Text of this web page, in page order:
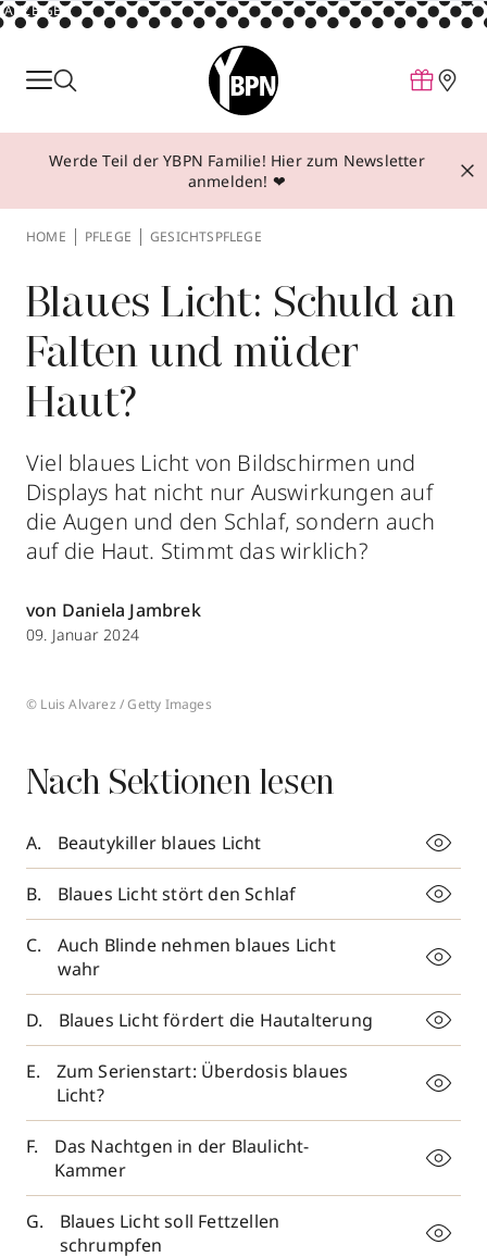
ANZEIGE
Parfum
Make-up
Behandlungen
Über YBPN
Aktionen
Storefinder
Werde Teil der YBPN Familie! Hier zum Newsletter
anmelden! ❤
HOME PFLEGE GESICHTSPFLEGE
Blaues Licht: Schuld an
Falten und müder
Haut?
Viel blaues Licht von Bildschirmen und
Displays hat nicht nur Auswirkungen auf
die Augen und den Schlaf, sondern auch
auf die Haut. Stimmt das wirklich?
von Daniela Jambrek
09. Januar 2024
© Luis Alvarez / Getty Images
Nach Sektionen lesen
Beautykiller blaues Licht
Blaues Licht stört den Schlaf
Auch Blinde nehmen blaues Licht
wahr
Blaues Licht fördert die Hautalterung
Zum Serienstart: Überdosis blaues
Licht?
Das Nachtgen in der Blaulicht-
Kammer
Blaues Licht soll Fettzellen
schrumpfen